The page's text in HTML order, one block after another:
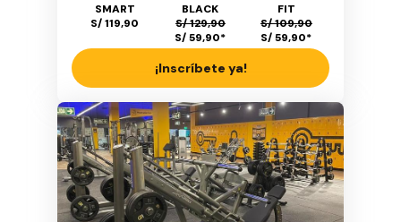
SMART
S/ 119,90
BLACK
S/ 129,90
S/ 59,90*
FIT
S/ 109,90
S/ 59,90*
¡Inscríbete ya!